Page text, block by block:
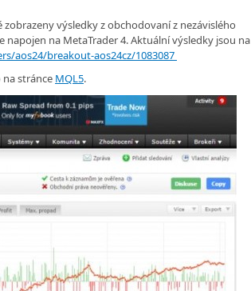
výsledky z obchodovaní z nezávislého
na MetaTrader 4. Aktuální výsledky jsou na
aos24/breakout-aos24cz/1083087
stránce MQL5.